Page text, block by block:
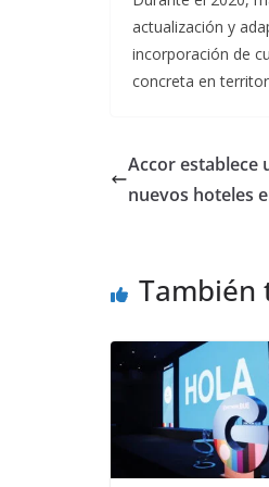
actualización y
incorporación de
concreta en
Accor establece
nuevos hoteles
También